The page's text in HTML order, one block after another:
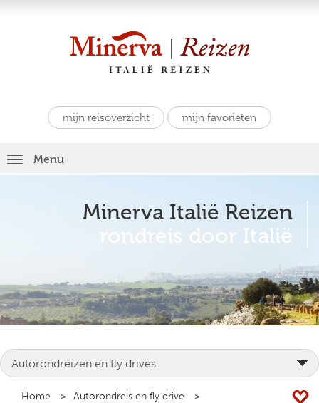
mijn reisoverzicht mijn favorieten
Toggle
navigation
Menu
Minerva Italië Reizen
rondreis door Italië
Home
Autorondreis en fly drive